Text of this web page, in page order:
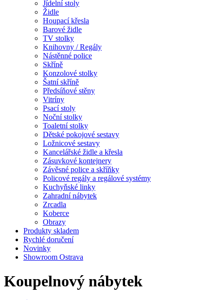
Jídelní stoly
Židle
Houpací křesla
Barové židle
TV stolky
Knihovny / Regály
Nástěnné police
Skříně
Konzolové stolky
Šatní skříně
Předsíňové stěny
Vitríny
Psací stoly
Noční stolky
Toaletní stolky
Dětské pokojové sestavy
Ložnicové sestavy
Kancelářské židle a křesla
Zásuvkové kontejnery
Závěsné police a skříňky
Policové regály a regálové systémy
Kuchyňské linky
Zahradní nábytek
Zrcadla
Koberce
Obrazy
Produkty skladem
Rychlé doručení
Novinky
Showroom Ostrava
Koupelnový nábytek